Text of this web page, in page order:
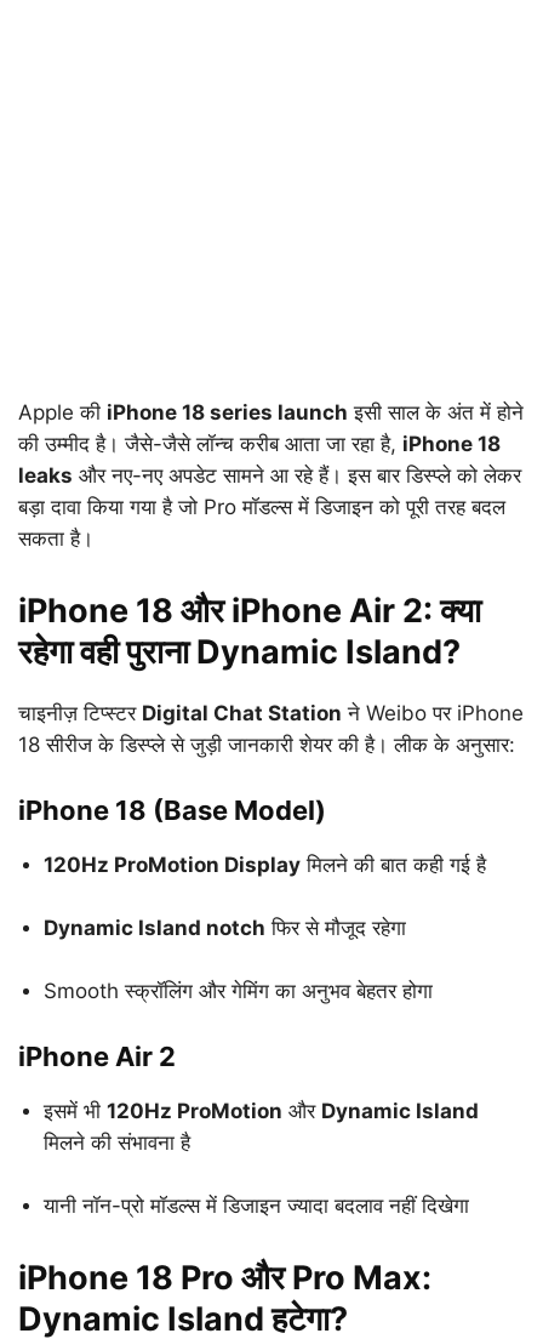
Apple की iPhone 18 series launch इसी साल के अंत में होने
की उम्मीद है। जैसे-जैसे लॉन्च करीब आता जा रहा है, iPhone 18
leaks और नए-नए अपडेट सामने आ रहे हैं। इस बार डिस्प्ले को लेकर
बड़ा दावा किया गया है जो Pro मॉडल्स में डिजाइन को पूरी तरह बदल
सकता है।
iPhone 18 और iPhone Air 2: क्या
रहेगा वही पुराना Dynamic Island?
चाइनीज़ टिप्स्टर Digital Chat Station ने Weibo पर iPhone
18 सीरीज के डिस्प्ले से जुड़ी जानकारी शेयर की है। लीक के अनुसार:
iPhone 18 (Base Model)
120Hz ProMotion Display मिलने की बात कही गई है
Dynamic Island notch फिर से मौजूद रहेगा
Smooth स्क्रॉलिंग और गेमिंग का अनुभव बेहतर होगा
iPhone Air 2
इसमें भी 120Hz ProMotion और Dynamic Island
मिलने की संभावना है
यानी नॉन-प्रो मॉडल्स में डिजाइन ज्यादा बदलाव नहीं दिखेगा
iPhone 18 Pro और Pro Max:
Dynamic Island हटेगा?